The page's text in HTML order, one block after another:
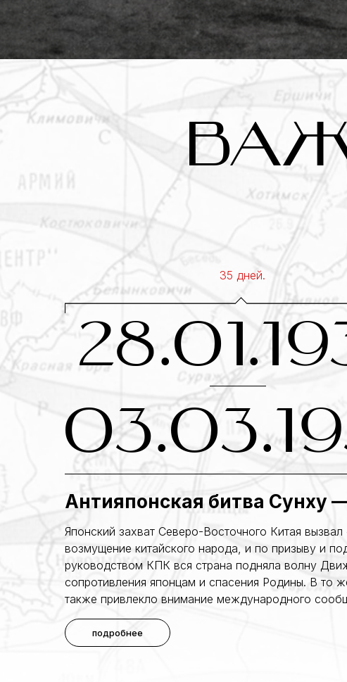
Японский захват Северо-Восточного Китая вызвал
возмущение китайского народа, и по призыву и
руководством КПК вся страна подняла волну
сопротивления японцам и спасения Родины. В то
также привлекло внимание международного
Антияпонская битва Сунху
35 дней.
подробнее